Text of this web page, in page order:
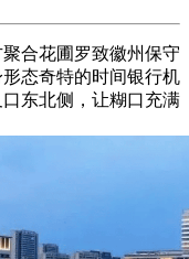
合花圃罗致徽州保守
态奇特的时间银行机
东北侧，让糊口充满